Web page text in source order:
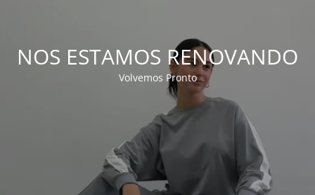
NOS ESTAMOS RENOVANDO
Volvemos Pronto